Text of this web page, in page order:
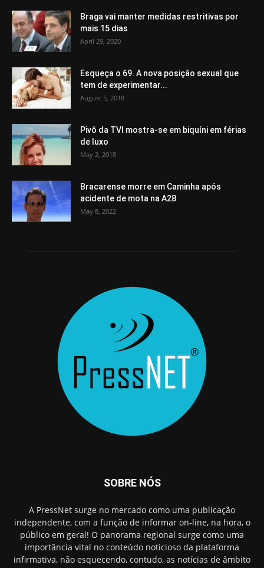
Braga vai manter medidas restritivas por
mais 15 dias
April 29, 2020
Esqueça o 69. A nova posição sexual que
tem de experimentar...
August 5, 2018
Pivô da TVI mostra-se em biquíni em férias
de luxo
May 2, 2018
Bracarense morre em Caminha após
acidente de mota na A28
May 8, 2022
SOBRE NÓS
A PressNet surge no mercado como uma publicação
independente, com a função de informar on-line, na hora, o
público em geral! O panorama regional surge como uma
importância vital no conteúdo noticioso da plataforma
infirmativa, não esquecendo, contudo, as notícias de âmbito